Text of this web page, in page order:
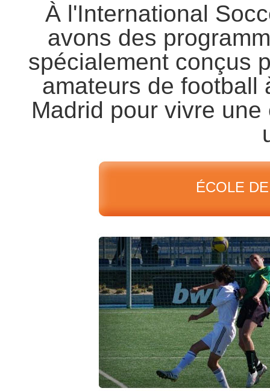
À l'International
avons des
spécialement conçus
amateurs de football
Madrid pour vivre
ÉCOLE